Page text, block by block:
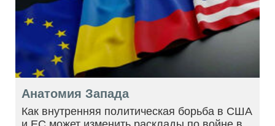
Анатомия Запада
Как внутренняя политическая борьба в США